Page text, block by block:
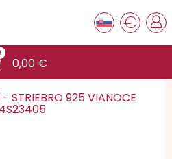
€
0,00 €
- STRIEBRO 925 VIANOCE